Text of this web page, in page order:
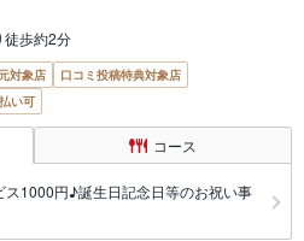
徒歩約2分
対象店
口コミ投稿特典対象店
い可
コース
ス1000円♪誕生日記念日等のお祝い事